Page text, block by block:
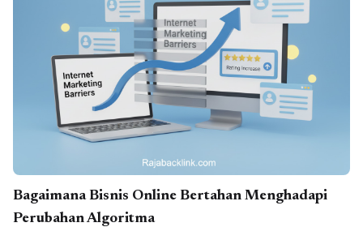
Bagaimana Bisnis Online Bertahan Menghadapi
Perubahan Algoritma